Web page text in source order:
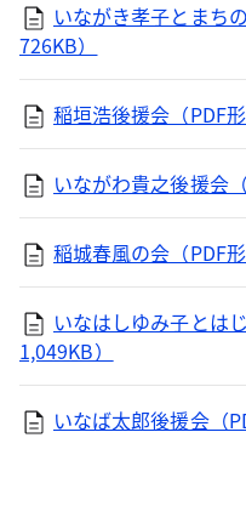
いながき孝子とまち
726KB）
稲垣浩後援会（PDF形
いながわ貴之後援会
稲城春風の会（PDF形
いなはしゆみ子とは
1,049KB）
いなば太郎後援会（